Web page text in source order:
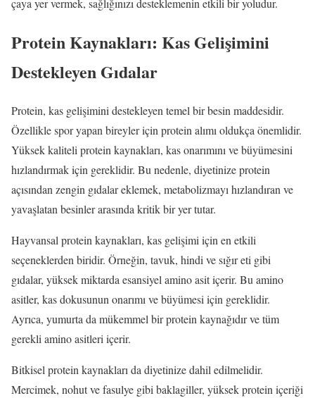
çaya yer vermek, sağlığınızı desteklemenin etkili bir yoludur.
Protein Kaynakları: Kas Gelişimini
Destekleyen Gıdalar
Protein, kas gelişimini destekleyen temel bir besin maddesidir.
Özellikle spor yapan bireyler için protein alımı oldukça önemlidir.
Yüksek kaliteli protein kaynakları, kas onarımını ve büyümesini
hızlandırmak için gereklidir. Bu nedenle, diyetinize protein
açısından zengin gıdalar eklemek, metabolizmayı hızlandıran ve
yavaşlatan besinler arasında kritik bir yer tutar.
Hayvansal protein kaynakları, kas gelişimi için en etkili
seçeneklerden biridir. Örneğin, tavuk, hindi ve sığır eti gibi
gıdalar, yüksek miktarda esansiyel amino asit içerir. Bu amino
asitler, kas dokusunun onarımı ve büyümesi için gereklidir.
Ayrıca, yumurta da mükemmel bir protein kaynağıdır ve tüm
gerekli amino asitleri içerir.
Bitkisel protein kaynakları da diyetinize dahil edilmelidir.
Mercimek, nohut ve fasulye gibi baklagiller, yüksek protein içeriği